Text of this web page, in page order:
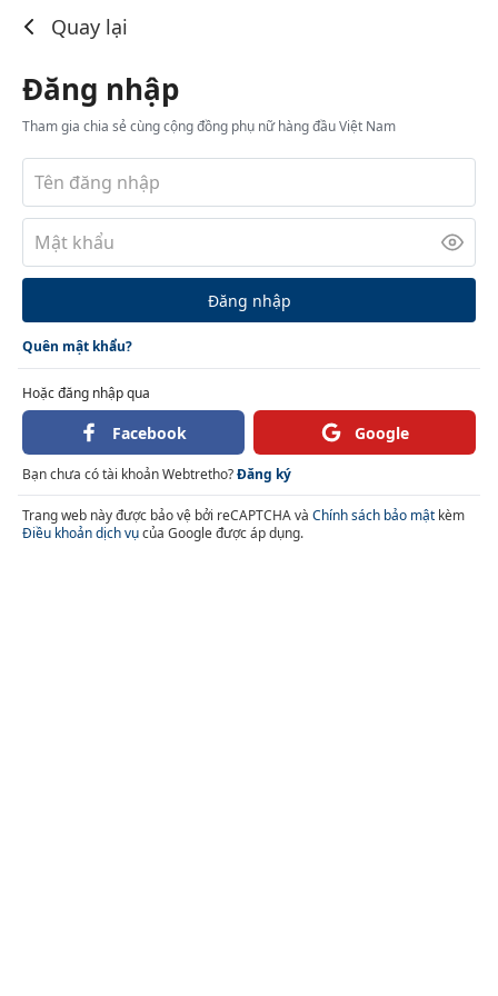
Quay lại
Đăng nhập
Tham gia chia sẻ cùng cộng đồng phụ nữ hàng đầu Việt Nam
Đăng nhập
Quên mật khẩu?
Hoặc đăng nhập qua
Facebook Google
Bạn chưa có tài khoản Webtretho?Đăng ký
Trang web này được bảo vệ bởi reCAPTCHA và Chính sách bảo mật kèm
Điều khoản dịch vụcủa Google được áp dụng.